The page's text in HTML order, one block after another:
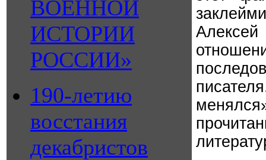
ВОЕННОЙ
ИСТОРИИ
РОССИИ»
190-летию
восстания
декабристов